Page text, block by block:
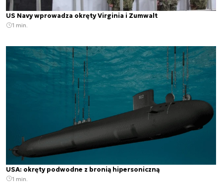
US Navy wprowadza okręty Virginia i Zumwalt
1 min.
USA: okręty podwodne z bronią hipersoniczną
1 min.